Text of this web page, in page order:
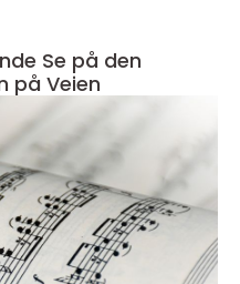
Se på den
på Veien